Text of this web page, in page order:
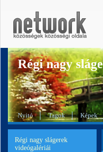
Régi nagy
Nyitó Tagok Képek
Régi nagy slágerek
videógalériái